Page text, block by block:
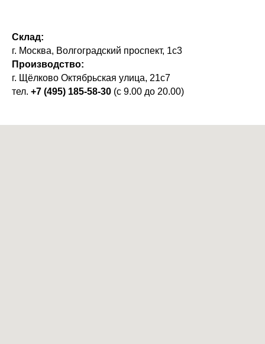
Склад:
г. Москва, Волгоградский проспект, 1с3
Производство:
г. Щёлково Октябрьская улица, 21с7
тел. +7 (495) 185-58-30 (с 9.00 до 20.00)